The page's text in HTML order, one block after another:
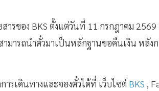
ารของ BKS ตั้งแต่วันที่ 11 กรกฎาคม
ามารถนำตั๋วมาเป็นหลักฐานขอคืนเงิน หลัง
รเดินทางและจองตั๋วได้ที่ เว็บไซต์ BKS ,